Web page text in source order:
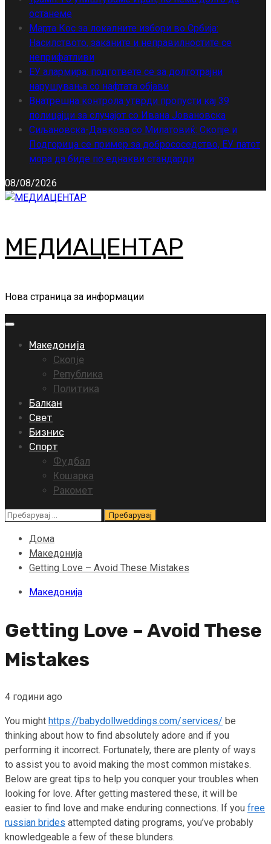
останеме
Марта Кос за локалните избори во Србија:
Насилството, заканите и неправилностите се
неприфатливи
ЕУ алармира: подгответе се за долготрајни
нарушувања со нафтата објави
Внатрешна контрола утврди пропусти кај 39
полицајци за случајот со Ивана Јовановска
Сиљановска-Давкова со Милатовиќ: Скопје и
Подгорица се пример за добрососедство, ЕУ патот
мора да биде по еднакви стандарди
08/08/2026
МЕДИАЦЕНТАР
Нова страница за информации
Primary
Македонија
Скопје
Република
Политика
Балкан
Свет
Бизнис
Спорт
Фудбал
Кошарка
Ракомет
Пребарувај
Дома
Македонија
Getting Love – Avoid These Mistakes
Македонија
Getting Love – Avoid These
Mistakes
4 години ago
You might https://babydollweddings.com/services/ be
thinking about how to find absolutely adore and if you
performing it incorrect. Fortunately, there are plenty of ways
to assist you to avoid making the most common mistakes.
Below are great tips to help you conquer your troubles when
looking for love. After getting mastered these, it will be
easier to find love and make enduring connections. If you free
russian brides attempted dating programs, you’ve probably
knowledgeable a few of these blunders.